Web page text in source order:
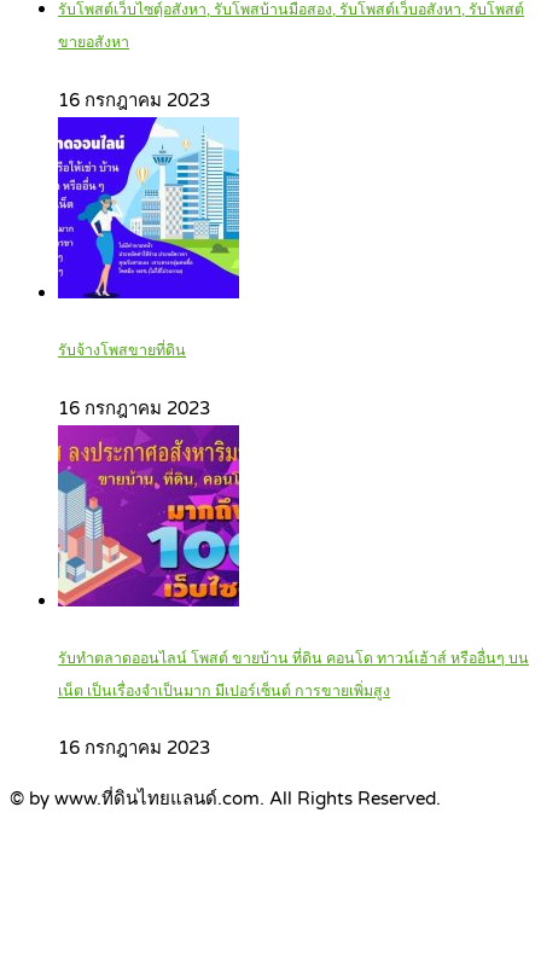
รับโพสต์เว็บไซตฺ์อสังหา, รับโพสบ้านมือสอง, รับโพสต์เว็บอสังหา, รับโพสต์
ขายอสังหา
16 กรกฎาคม 2023
รับจ้างโพสขายที่ดิน
16 กรกฎาคม 2023
รับทำตลาดออนไลน์ โพสต์ ขายบ้าน ที่ดิน คอนโด ทาวน์เฮ้าส์ หรืออื่นๆ บน
เน็ต เป็นเรื่องจำเป็นมาก มีเปอร์เซ็นต์ การขายเพิ่มสูง
16 กรกฎาคม 2023
© by www.ที่ดินไทยแลนด์.com. All Rights Reserved.